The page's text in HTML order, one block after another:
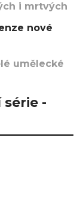
i mrtvých
nové
umělecké
-